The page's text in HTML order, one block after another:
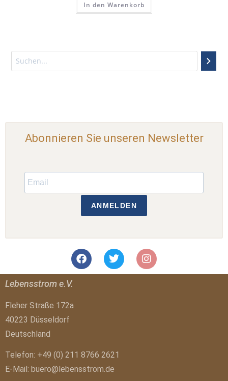
In den Warenkorb
Abonnieren Sie unseren Newsletter
ANMELDEN
Lebensstrom e.V.
Fleher Straße 172a
40223 Düsseldorf
Deutschland
Telefon: +49 (0) 211 8766 2621
E-Mail: buero@lebensstrom.de